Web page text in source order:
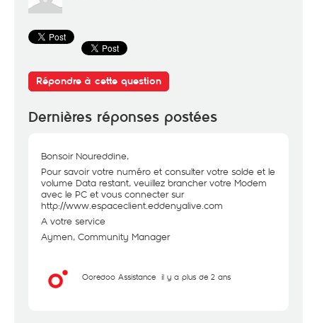
Répondre à cette question
Dernières réponses postées
Bonsoir Noureddine,
Pour savoir votre numéro et consulter votre solde et le
volume Data restant, veuillez brancher votre Modem
avec le PC et vous connecter sur
http://www.espaceclient.eddenyalive.com
A votre service
Aymen, Community Manager
Ooredoo Assistance il y a plus de 2 ans